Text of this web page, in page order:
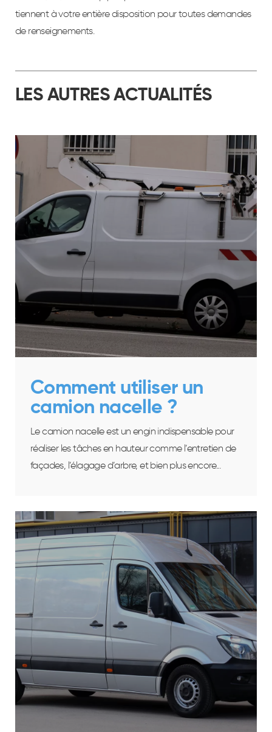
tiennent à votre entière disposition pour toutes demandes
de renseignements.
LES AUTRES ACTUALITÉS
Comment utiliser un
camion nacelle ?
Le camion nacelle est un engin indispensable pour
réaliser les tâches en hauteur comme l’entretien de
façades, l’élagage d’arbre, et bien plus encore...